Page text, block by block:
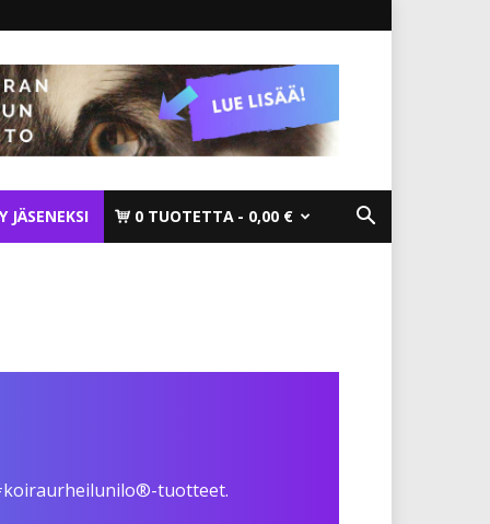
JÄSENEKSI 0 TUOTETTA 0,00 €
tuotteet.